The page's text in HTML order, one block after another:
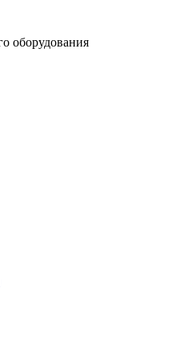
оборудования